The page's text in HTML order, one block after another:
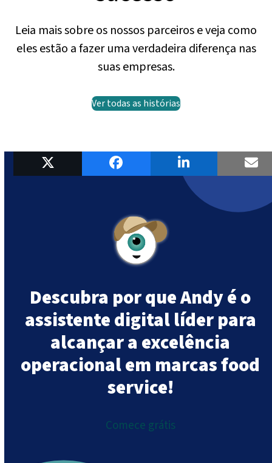
Leia mais sobre os nossos parceiros e veja como
eles estão a fazer uma verdadeira diferença nas
suas empresas.
Ver todas as histórias
Descubra por que Andy é o
assistente digital líder para
alcançar a excelência
operacional em marcas food
service!
Comece grátis